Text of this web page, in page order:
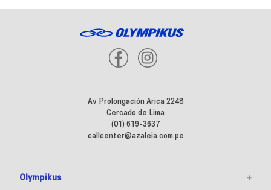
Av Prolongación Arica 2248
Cercado de Lima
(01) 619-3637
callcenter@azaleia.com.pe
Olympikus +